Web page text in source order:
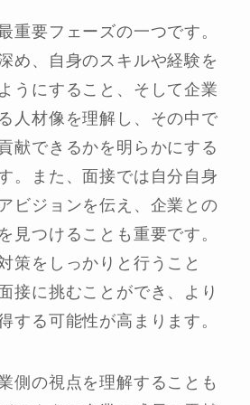
重要フェーズの一つです。
め、自身のスキルや経験を
うにすること、そして企業
人材像を理解し、その中で
献できるかを明らかにする
。また、面接では自分自身
ビジョンを伝え、企業との
見つけることも重要です。
策をしっかりと行うこと
接に挑むことができ、より
する可能性が高まります。
側の視点を理解することも